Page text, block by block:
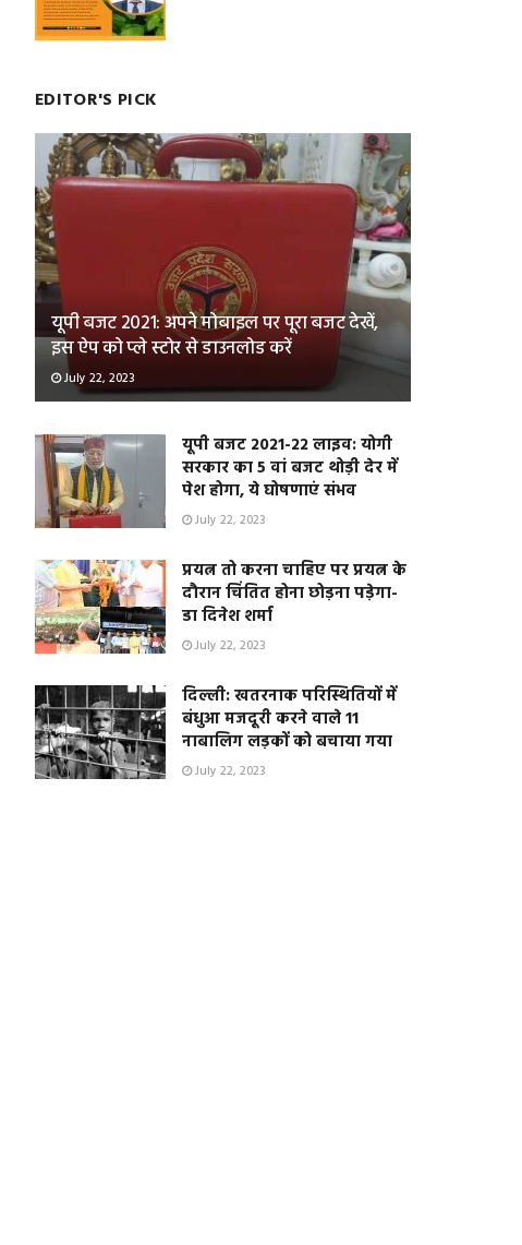
EDITOR'S PICK
यूपी बजट 2021: अपने मोबाइल पर पूरा बजट देखें,
इस ऐप को प्ले स्टोर से डाउनलोड करें
July 22, 2023
यूपी बजट 2021-22 लाइव: योगी
सरकार का 5 वां बजट थोड़ी देर में
पेश होगा, ये घोषणाएं संभव
July 22, 2023
प्रयत्न तो करना चाहिए पर प्रयत्न के
दौरान चिंतित होना छोड़ना पड़ेगा-
डा दिनेश शर्मा
July 22, 2023
दिल्ली: खतरनाक परिस्थितियों में
बंधुआ मजदूरी करने वाले 11
नाबालिग लड़कों को बचाया गया
July 22, 2023